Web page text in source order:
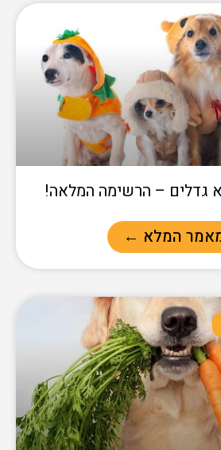
גדלים – הרשימה המלאה!
המלא ←